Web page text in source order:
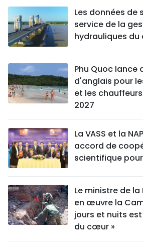
Les données de
service de la
hydrauliques du
Phu Quoc lance
d'anglais pour
et les chauffeurs
2027
La VASS et la
accord de
scientifique
Le ministre de
en œuvre la
jours et nuits
du cœur »